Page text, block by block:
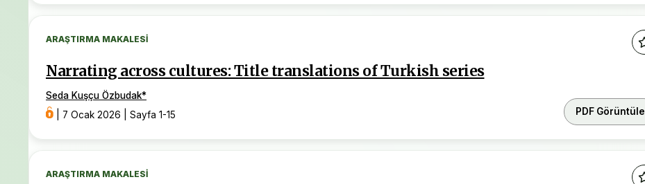
ARAŞTIRMA MAKALESI
Narrating across cultures: Title translations of Turkish series
Seda Kuşçu Özbudak*
7 Ocak 2026 Sayfa 1-15 PDF Görüntüle
ARAŞTIRMA MAKALESI